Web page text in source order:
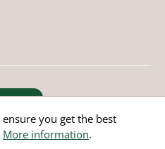
order
except non EU countries
you get the best
More information.